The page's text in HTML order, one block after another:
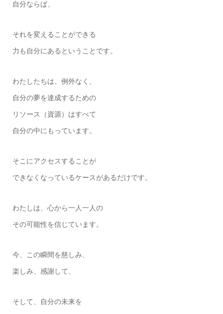
自分ならば、
それを変えることができる
力も自分にあるということです。
わたしたちは、例外なく、
自分の夢を達成するための
リソース（資源）はすべて
自分の中にもっています。
そこにアクセスすることが
できなくなっているケースがあるだけです。
わたしは、心から一人一人の
その可能性を信じています。
今、この瞬間を慈しみ、
楽しみ、感謝して、
そして、自分の未来を